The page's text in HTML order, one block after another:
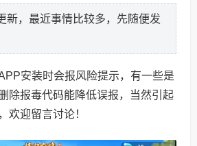
新，最近事情比较多，先随便发
安装时会报风险提示，有一些是
除报毒代码能降低误报，当然引起
欢迎留言讨论！